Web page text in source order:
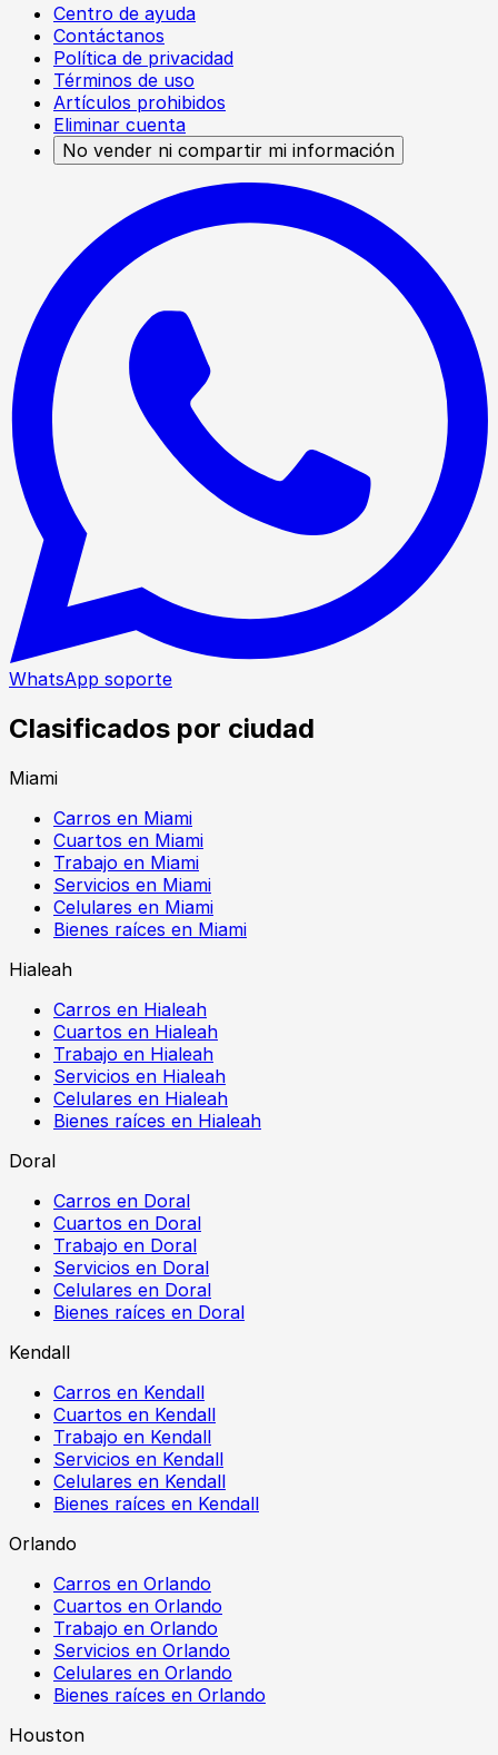
Centro de ayuda
Contáctanos
Política de privacidad
Términos de uso
Artículos prohibidos
Eliminar cuenta
No vender ni compartir mi información
WhatsApp soporte
Clasificados por ciudad
Miami
Carros en Miami
Cuartos en Miami
Trabajo en Miami
Servicios en Miami
Celulares en Miami
Bienes raíces en Miami
Hialeah
Carros en Hialeah
Cuartos en Hialeah
Trabajo en Hialeah
Servicios en Hialeah
Celulares en Hialeah
Bienes raíces en Hialeah
Doral
Carros en Doral
Cuartos en Doral
Trabajo en Doral
Servicios en Doral
Celulares en Doral
Bienes raíces en Doral
Kendall
Carros en Kendall
Cuartos en Kendall
Trabajo en Kendall
Servicios en Kendall
Celulares en Kendall
Bienes raíces en Kendall
Orlando
Carros en Orlando
Cuartos en Orlando
Trabajo en Orlando
Servicios en Orlando
Celulares en Orlando
Bienes raíces en Orlando
Houston